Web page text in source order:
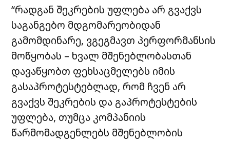
“რადგან შეკრების უფლება არ გვაქვს
საგანგებო მდგომარეობიდან
გამომდინარე, ვგეგმავთ პერფორმანსის
მოწყობას – ხვალ მშენებლობასთან
დავაწყობთ ფეხსაცმელებს იმის
გასაპროტესტებლად, რომ ჩვენ არ
გვაქვს შეკრების და გაპროტესტების
უფლება, თუმცა კომპანიის
წარმომადგენლებს მშენებლობის